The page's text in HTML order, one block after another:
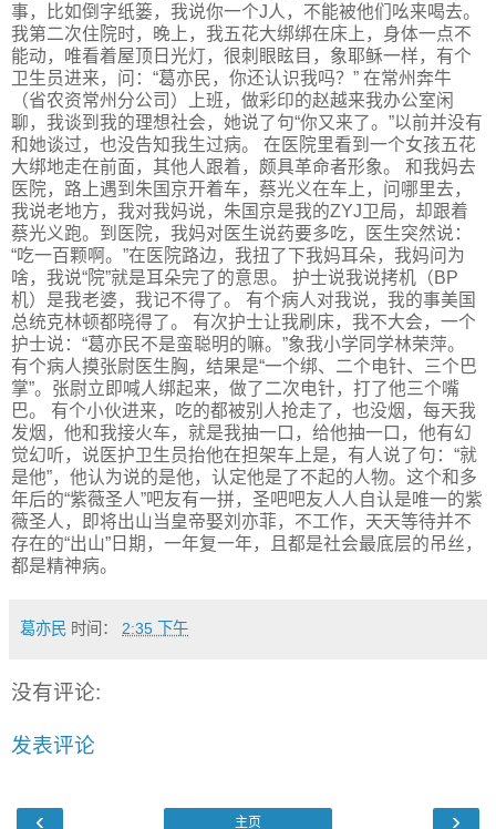
事，比如倒字纸篓，我说你一个J人，不能被他们吆来喝去。
我第二次住院时，晚上，我五花大绑绑在床上，身体一点不
能动，唯看着屋顶日光灯，很刺眼眩目，象耶稣一样，有个
卫生员进来，问：“葛亦民，你还认识我吗？” 在常州奔牛
（省农资常州分公司）上班，做彩印的赵越来我办公室闲
聊，我谈到我的理想社会，她说了句“你又来了。”以前并没有
和她谈过，也没告知我生过病。 在医院里看到一个女孩五花
大绑地走在前面，其他人跟着，颇具革命者形象。 和我妈去
医院，路上遇到朱国京开着车，蔡光义在车上，问哪里去，
我说老地方，我对我妈说，朱国京是我的ZYJ卫局，却跟着
蔡光义跑。到医院，我妈对医生说药要多吃，医生突然说：
“吃一百颗啊。”在医院路边，我扭了下我妈耳朵，我妈问为
啥，我说“院”就是耳朵完了的意思。 护士说我说拷机（BP
机）是我老婆，我记不得了。 有个病人对我说，我的事美国
总统克林顿都晓得了。 有次护士让我刷床，我不大会，一个
护士说：“葛亦民不是蛮聪明的嘛。”象我小学同学林荣萍。
有个病人摸张尉医生胸，结果是“一个绑、二个电针、三个巴
掌”。张尉立即喊人绑起来，做了二次电针，打了他三个嘴
巴。 有个小伙进来，吃的都被别人抢走了，也没烟，每天我
发烟，他和我接火车，就是我抽一口，给他抽一口，他有幻
觉幻听，说医护卫生员抬他在担架车上是，有人说了句：“就
是他”，他认为说的是他，认定他是了不起的人物。这个和多
年后的“紫薇圣人”吧友有一拼，圣吧吧友人人自认是唯一的紫
薇圣人，即将出山当皇帝娶刘亦菲，不工作，天天等待并不
存在的“出山”日期，一年复一年，且都是社会最底层的吊丝，
都是精神病。
葛亦民 时间： 2:35 下午
没有评论:
发表评论
‹ ›
主页